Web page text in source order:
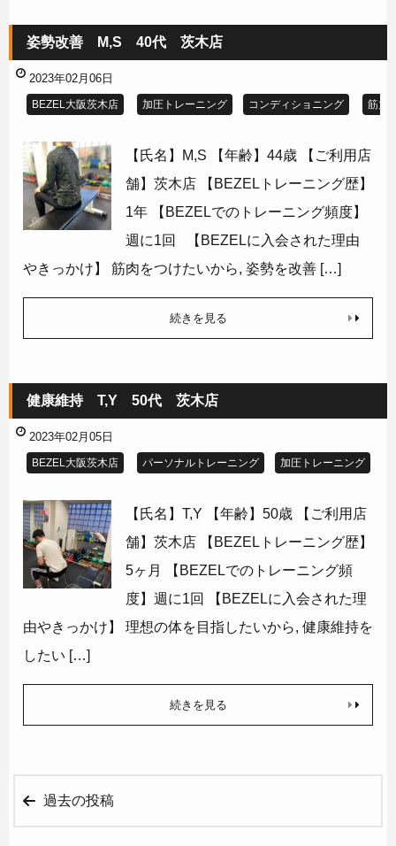
姿勢改善 M,S 40代 茨木店
2023年02月06日
BEZEL大阪茨木店 加圧トレーニング コンディショニング 筋力
【氏名】M,S 【年齢】44歳 【ご利用店
舗】茨木店 【BEZELトレーニング歴】
1年 【BEZELでのトレーニング頻度】
週に1回 【BEZELに入会された理由
やきっかけ】 筋肉をつけたいから, 姿勢を改善 […]
続きを見る
健康維持 T,Y 50代 茨木店
2023年02月05日
BEZEL大阪茨木店 パーソナルトレーニング 加圧トレーニング
【氏名】T,Y 【年齢】50歳 【ご利用店
舗】茨木店 【BEZELトレーニング歴】
5ヶ月 【BEZELでのトレーニング頻
度】週に1回 【BEZELに入会された理
由やきっかけ】 理想の体を目指したいから, 健康維持を
したい […]
続きを見る
過去の投稿